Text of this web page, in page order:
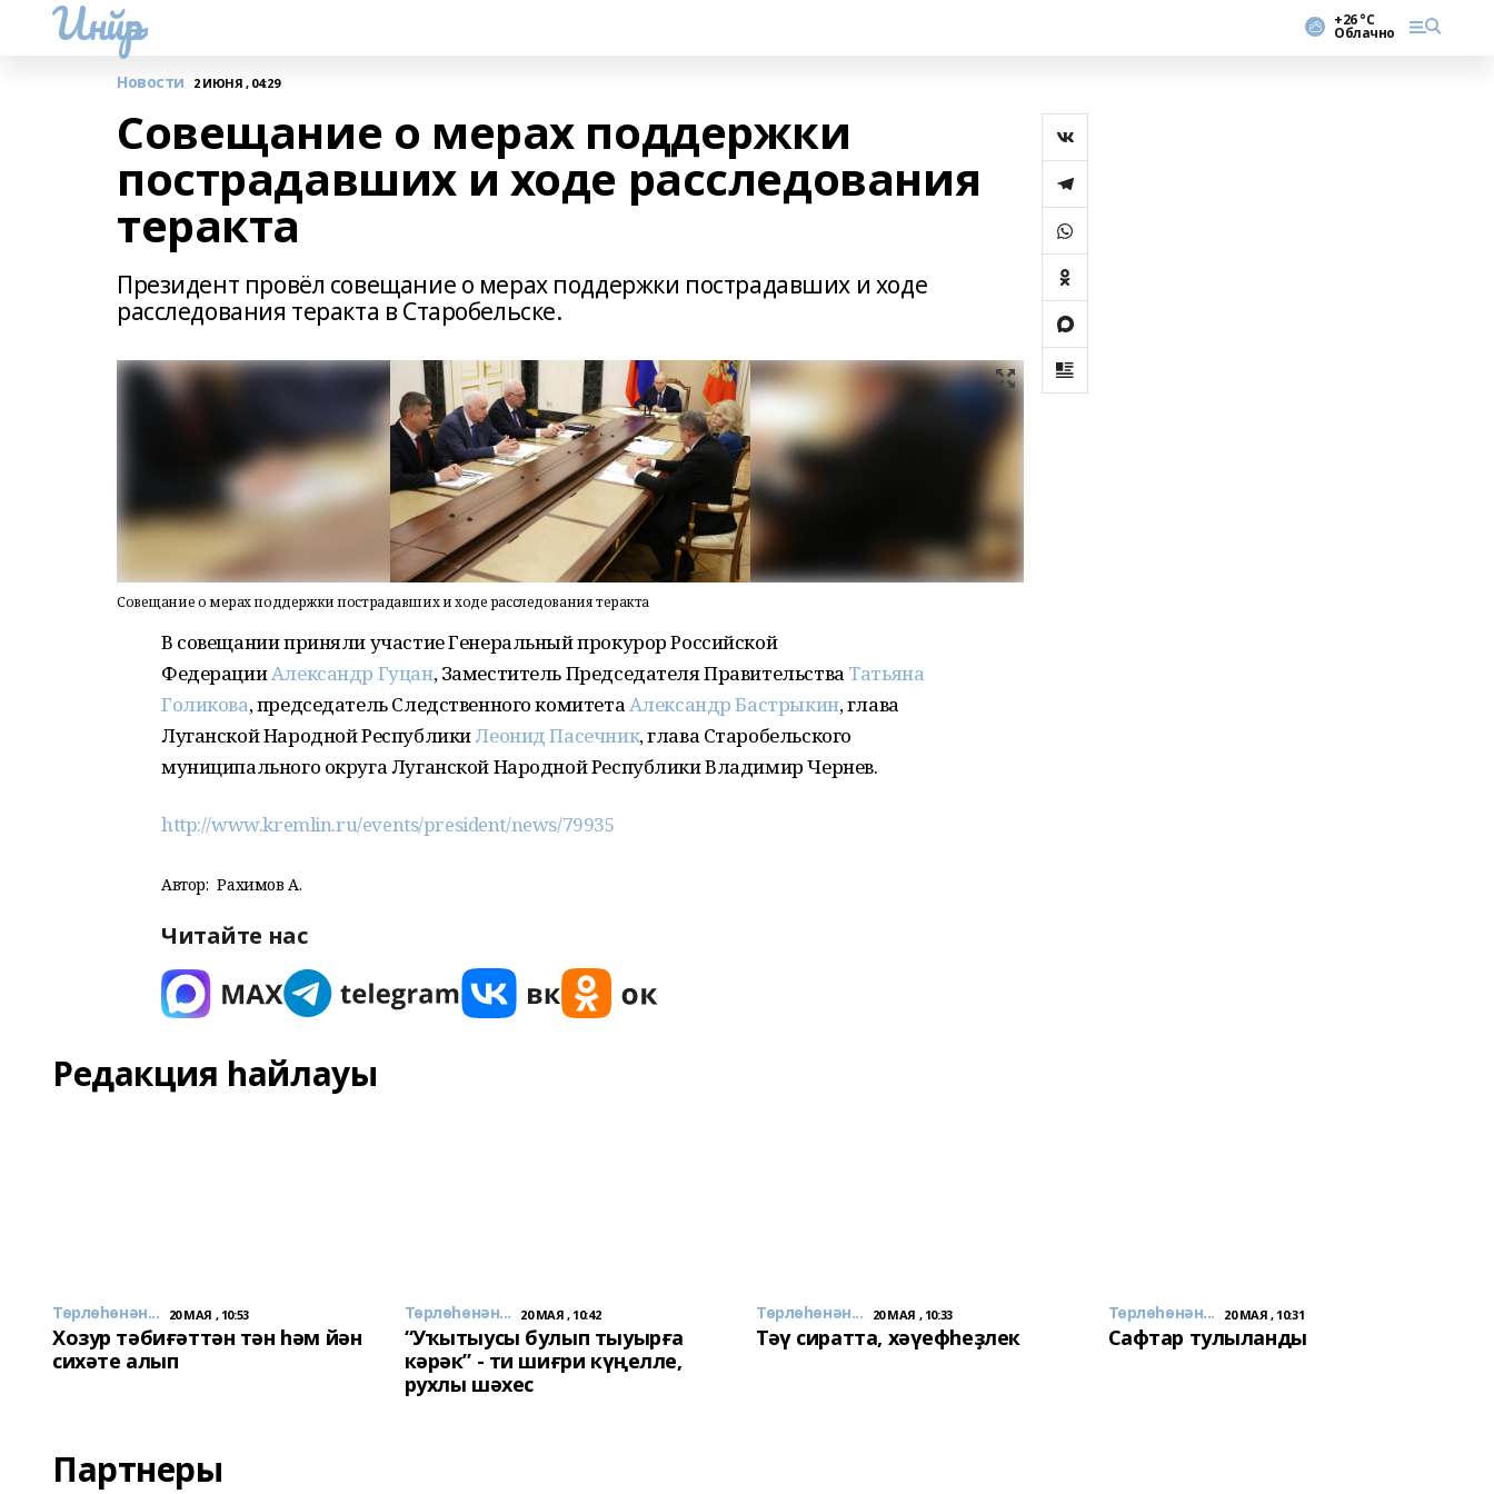
Инйәр +26 °С
Облачно
Новости 2 ИЮНЯ , 04:29
Совещание о мерах поддержки
пострадавших и ходе расследования
теракта
Президент провёл совещание о мерах поддержки пострадавших и ходе
расследования теракта в Старобельске.
Совещание о мерах поддержки пострадавших и ходе расследования теракта
В совещании приняли участие Генеральный прокурор Российской
ФедерацииАлександр Гуцан, Заместитель Председателя Правительства Татьяна
Голикова, председатель Следственного комитетаАлександр Бастрыкин, глава
Луганской Народной РеспубликиЛеонид Пасечник, глава Старобельского
муниципального округа Луганской Народной Республики Владимир Чернев.
http://www.kremlin.ru/events/president/news/79935
Автор: Рахимов А.
Читайте нас
Редакция һайлауы
Төрлөһөнән... 20 МАЯ , 10:53
Хозур тәбиғәттән тән һәм йән
сихәте алып
Төрлөһөнән... 20 МАЯ , 10:42
“Уҡытыусы булып тыуырға
кәрәк” - ти шиғри күңелле,
рухлы шәхес
Төрлөһөнән... 20 МАЯ , 10:33
Тәү сиратта, хәүефһеҙлек
Төрлөһөнән... 20 МАЯ , 10:31
Сафтар тулыланды
Партнеры